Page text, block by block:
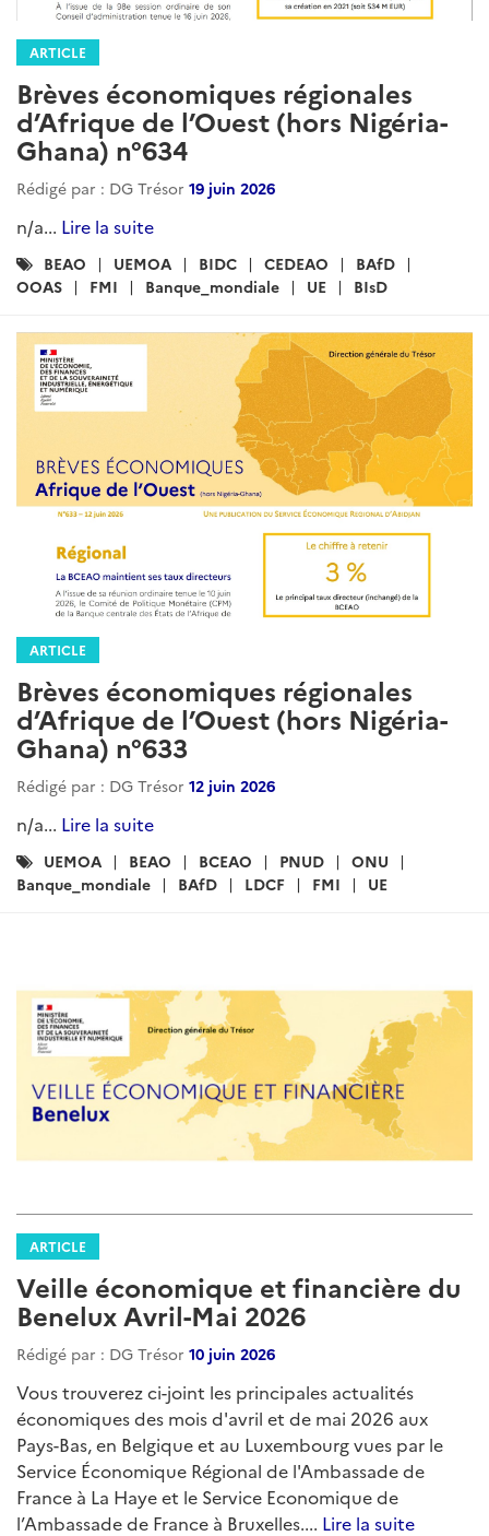
ARTICLE
Brèves économiques régionales
d’Afrique de l’Ouest (hors Nigéria-
Ghana) n°634
Rédigé par : DG Trésor 19 juin 2026
n/a... Lire la suite
Catégories
:
BEAO UEMOA BIDC CEDEAO
BAfD
OOAS
FMI Banque_mondiale UE BIsD
ARTICLE
Brèves économiques régionales
d’Afrique de l’Ouest (hors Nigéria-
Ghana) n°633
Rédigé par : DG Trésor 12 juin 2026
n/a... Lire la suite
Catégories
:
UEMOA BEAO BCEAO PNUD
ONU
Banque_mondiale
BAfD LDCF FMI UE
ARTICLE
Veille économique et financière du
Benelux Avril-Mai 2026
Rédigé par : DG Trésor 10 juin 2026
Vous trouverez ci-joint les principales actualités
économiques des mois d'avril et de mai 2026 aux
Pays-Bas, en Belgique et au Luxembourg vues par le
Service Économique Régional de l'Ambassade de
France à La Haye et le Service Economique de
l’Ambassade de France à Bruxelles.... Lire la suite